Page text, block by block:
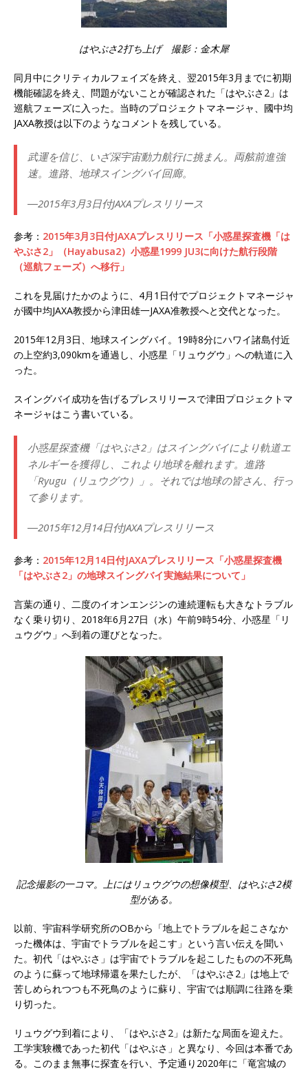
はやぶさ2打ち上げ 撮影：金木犀
同月中にクリティカルフェイズを終え、翌2015年3月までに初期
機能確認を終え、問題がないことが確認された「はやぶさ2」は
巡航フェーズに入った。当時のプロジェクトマネージャ、國中均
JAXA教授は以下のようなコメントを残している。
武運を信じ、いざ深宇宙動力航行に挑まん。両舷前進強
速。進路、地球スイングバイ回廊。
―2015年3月3日付JAXAプレスリリース
参考： 2015年3月3日付JAXAプレスリリース「小惑星探査機「は
やぶさ2」（Hayabusa2）小惑星1999 JU3に向けた航行段階
（巡航フェーズ）へ移行」
これを見届けたかのように、4月1日付でプロジェクトマネージャ
が國中均JAXA教授から津田雄一JAXA准教授へと交代となった。
2015年12月3日、地球スイングバイ。19時8分にハワイ諸島付近
の上空約3,090kmを通過し、小惑星「リュウグウ」への軌道に入
った。
スイングバイ成功を告げるプレスリリースで津田プロジェクトマ
ネージャはこう書いている。
小惑星探査機「はやぶさ2」はスイングバイにより軌道エ
ネルギーを獲得し、これより地球を離れます。進路
「Ryugu（リュウグウ）」。それでは地球の皆さん、行っ
て参ります。
―2015年12月14日付JAXAプレスリリース
参考： 2015年12月14日付JAXAプレスリリース「小惑星探査機
「はやぶさ2」の地球スイングバイ実施結果について」
言葉の通り、二度のイオンエンジンの連続運転も大きなトラブル
なく乗り切り、2018年6月27日（水）午前9時54分、小惑星「リ
ュウグウ」へ到着の運びとなった。
記念撮影の一コマ。上にはリュウグウの想像模型、はやぶさ2模
型がある。
以前、宇宙科学研究所のOBから「地上でトラブルを起こさなか
った機体は、宇宙でトラブルを起こす」という言い伝えを聞い
た。初代「はやぶさ」は宇宙でトラブルを起こしたものの不死鳥
のように蘇って地球帰還を果たしたが、「はやぶさ2」は地上で
苦しめられつつも不死鳥のように蘇り、宇宙では順調に往路を乗
り切った。
リュウグウ到着により、「はやぶさ2」は新たな局面を迎えた。
工学実験機であった初代「はやぶさ」と異なり、今回は本番であ
る。このまま無事に探査を行い、予定通り2020年に「竜宮城の